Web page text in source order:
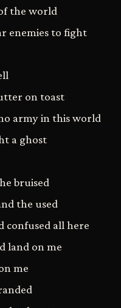
the world
enemies to fight
on toast
army in this world
a ghost
bruised
the used
confused all here
land on me
me